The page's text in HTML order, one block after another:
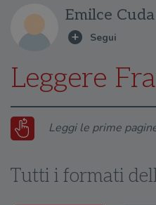
Emilce Cuda
Leggere
Leggi le prime
Tutti i formati